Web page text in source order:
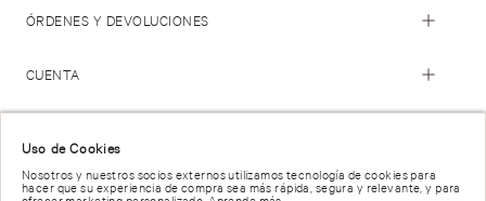
Uso de Cookies
Nosotros y nuestros socios externos utilizamos tecnología de cookies para
hacer que su experiencia de compra sea más rápida, segura y relevante, y para
ÓRDENES Y DEVOLUCIONES
CUENTA
Términos de Uso |Privacidad y Seguridad |